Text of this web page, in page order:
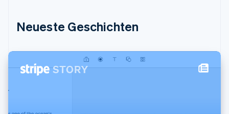
Neueste Geschichten
English
English
Luxemburg